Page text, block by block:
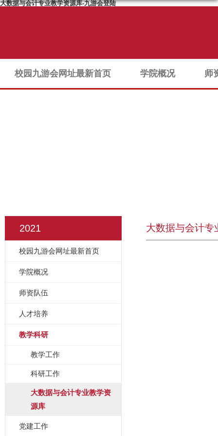
大数据与会计专业教学资源库-九游会登陆
校园九游会网址最新首页 学院概况 师
2021
校园九游会网址最新首页
学院概况
师资队伍
人才培养
教学科研
教学工作
科研工作
大数据与会计专业教学资
源库
党建工作
大数据与会计专